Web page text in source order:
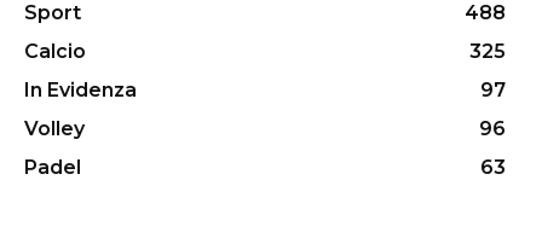
Sport
488
Calcio
325
In Evidenza
97
Volley
96
Padel
63